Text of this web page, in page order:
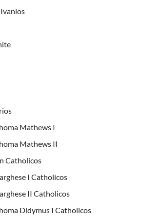
Mathews I
Mathews II
Catholicos
I Catholicos
II Catholicos
Didymus I Catholicos